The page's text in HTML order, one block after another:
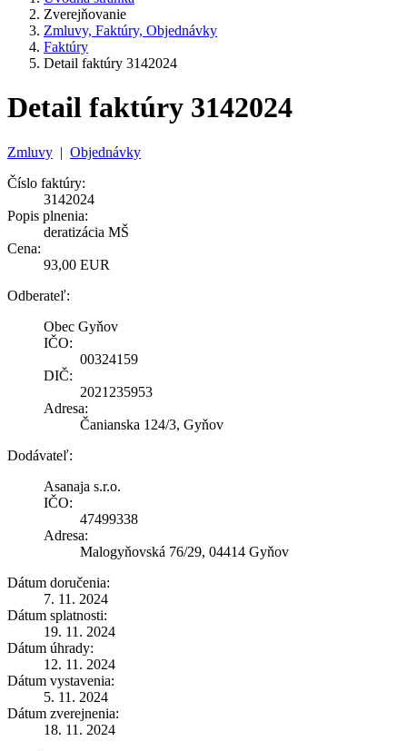
Zverejňovanie
Zmluvy, Faktúry, Objednávky
Faktúry
Detail faktúry 3142024
Detail faktúry 3142024
Zmluvy | Objednávky
Číslo faktúry:
3142024
Popis plnenia:
deratizácia MŠ
Cena:
93,00 EUR
Odberateľ:
Obec Gyňov
IČO:
00324159
DIČ:
2021235953
Adresa:
Čanianska 124/3, Gyňov
Dodávateľ:
Asanaja s.r.o.
IČO:
47499338
Adresa:
Malogyňovská 76/29, 04414 Gyňov
Dátum doručenia:
7. 11. 2024
Dátum splatnosti:
19. 11. 2024
Dátum úhrady:
12. 11. 2024
Dátum vystavenia:
5. 11. 2024
Dátum zverejnenia:
18. 11. 2024